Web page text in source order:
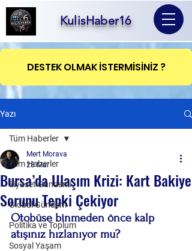
KulisHaber16
DESTEK OLMAK İSTERMİSİNİZ ?
Yazı
Tüm Haberler
Siyaset Gündemi
Global Gündem
Politika ve Toplum
Sosyal Yaşam
Tüm Haberler
Bursa’da Ulaşım Krizi: Kart Bakiye
Sorunu Tepki Çekiyor
Mert Morava
28 Mar
Otobüse binmeden önce kalp
atışınız hızlanıyor mu?